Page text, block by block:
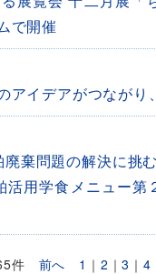
で開催
アイデアがつなが
棄問題の解決に挑
用学食メニュー
件 前へ 1 ｜ 2 ｜3 ｜ 4